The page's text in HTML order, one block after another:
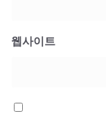
웹사이트